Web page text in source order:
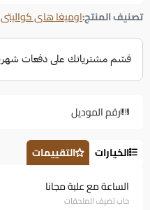
تصنيف المنتج:اوميغا هاى كواليتى
رقم الموديل
الخيارات
التقييمات
الساعة مع علبة مجانا
حاب تضيف الملحقات